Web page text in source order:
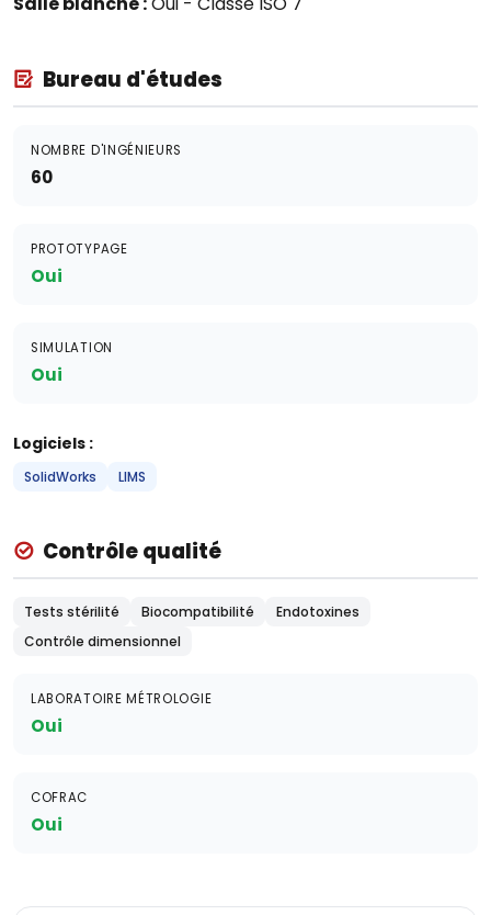
Bureau d'études
NOMBRE D'INGÉNIEURS
60
PROTOTYPAGE
Oui
SIMULATION
Oui
Logiciels :
SolidWorks LIMS
Contrôle qualité
Tests stérilité Biocompatibilité
Endotoxines
Contrôle dimensionnel
LABORATOIRE MÉTROLOGIE
Oui
COFRAC
Oui